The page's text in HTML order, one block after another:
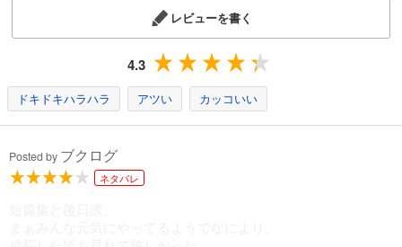
レビューを書く
4.3
ドキドキハラハラ アツい カッコいい
Posted by ブクログ
ネタバレ